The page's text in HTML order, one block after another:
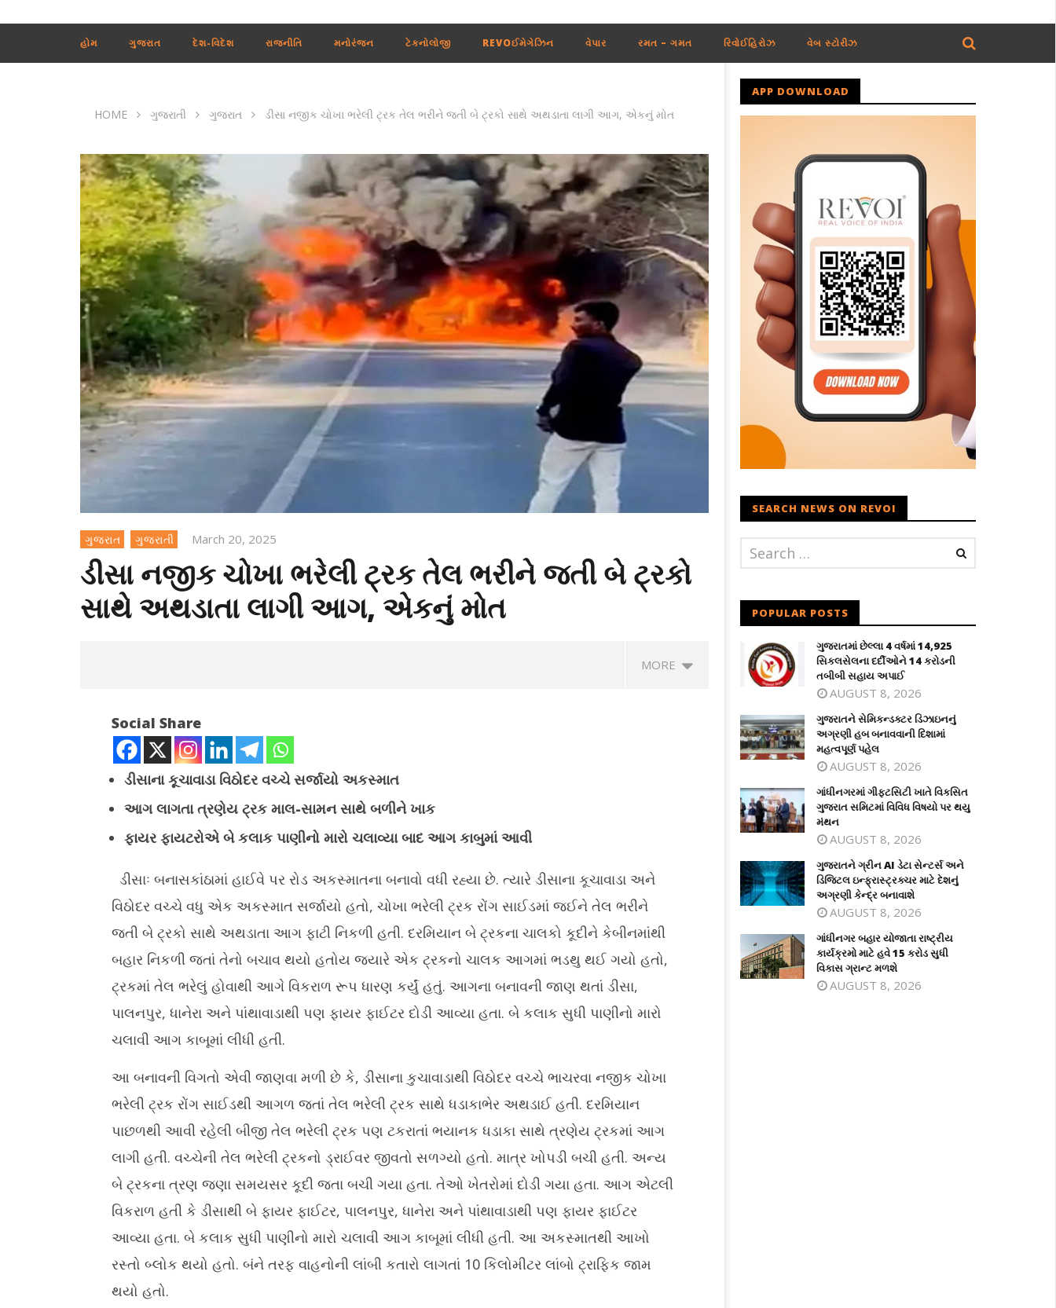
હોમ ગુજરાત દેશ-વિદેશ રાજનીતિ મનોરંજન ટેકનોલોજી REVOઈમેગેઝિન વેપાર રમત – ગમત રિવોઈહિરોઝ વેબ સ્ટોરીઝ
HOME ગુજરાતી ગુજરાત ડીસા નજીક ચોખા ભરેલી ટ્રક તેલ ભરીને જતી બે ટ્રકો સાથે અથડાતા લાગી આગ, એકનું મોત
ગુજરાત ગુજરાતી March 20, 2025
ડીસા નજીક ચોખા ભરેલી ટ્રક તેલ ભરીને જતી બે ટ્રકો
સાથે અથડાતા લાગી આગ, એકનું મોત
MORE
NOW VIEWING
જતી બે ટ્રકો સાથે અથડાતા લાગી આગ,
એકનું મોત
March
2025
સિકલસેલના દર્દીઓને 14 કરોડની તબીબી
સહાય અપાઈ
March
2025
હબ બનાવવાની દિશામાં મહત્વપૂર્ણ પહેલ
20,
2025
ગુજરાત સમિટમાં વિવિધ વિષયો પર થયુ
ગુજરાતને ગ્રીન AI ડેટા સેન્ટર્સ અને
ડિજિટલ ઇન્ફ્રાસ્ટ્રક્ચર માટે દેશનું
અગ્રણી કેન્દ્ર બનાવાશે
March
2025
Social Share
ડીસાના કૂચાવાડા વિઠોદર વચ્ચે સર્જાયો અકસ્માત
આગ લાગતા ત્રણેય ટ્રક માલ-સામન સાથે બળીને ખાક
ફાયર ફાયટરોએ બે કલાક પાણીનો મારો ચલાવ્યા બાદ આગ કાબુમાં આવી
ડીસાઃ બનાસકાંઠામાં હાઈવે પર રોડ અકસ્માતના બનાવો વધી રહ્યા છે. ત્યારે ડીસાના કૂચાવાડા અને
વિઠોદર વચ્ચે વધુ એક અકસ્માત સર્જાયો હતો, ચોખા ભરેલી ટ્રક રોંગ સાઈડમાં જઈને તેલ ભરીને
જતી બે ટ્રકો સાથે અથડાતા આગ ફાટી નિકળી હતી. દરમિયાન બે ટ્રકના ચાલકો કૂદીને કેબીનમાંથી
બહાર નિકળી જતાં તેનો બચાવ થયો હતોય જ્યારે એક ટ્રકનો ચાલક આગમાં ભડથુ થઈ ગયો હતો,
ટ્રકમાં તેલ ભરેલું હોવાથી આગે વિકરાળ રૂપ ધારણ કર્યું હતું. આગના બનાવની જાણ થતાં ડીસા,
પાલનપુર, ધાનેરા અને પાંથાવાડાથી પણ ફાયર ફાઈટર દોડી આવ્યા હતા. બે કલાક સુધી પાણીનો મારો
ચલાવી આગ કાબૂમાં લીધી હતી.
આ બનાવની વિગતો એવી જાણવા મળી છે કે, ડીસાના કુચાવાડાથી વિઠોદર વચ્ચે ભાચરવા નજીક ચોખા
ભરેલી ટ્રક રોંગ સાઈડથી આગળ જતાં તેલ ભરેલી ટ્રક સાથે ધડાકાભેર અથડાઈ હતી. દરમિયાન
પાછળથી આવી રહેલી બીજી તેલ ભરેલી ટ્રક પણ ટકરાતાં ભયાનક ધડાકા સાથે ત્રણેય ટ્રકમાં આગ
લાગી હતી. વચ્ચેની તેલ ભરેલી ટ્રકનો ડ્રાઈવર જીવતો સળગ્યો હતો. માત્ર ખોપડી બચી હતી. અન્ય
બે ટ્રકના ત્રણ જણા સમયસર કૂદી જતા બચી ગયા હતા. તેઓ ખેતરોમાં દોડી ગયા હતા. આગ એટલી
વિકરાળ હતી કે ડીસાથી બે ફાયર ફાઈટર, પાલનપુર, ધાનેરા અને પાંથાવાડાથી પણ ફાયર ફાઈટર
આવ્યા હતા. બે કલાક સુધી પાણીનો મારો ચલાવી આગ કાબૂમાં લીધી હતી. આ અકસ્માતથી આખો
રસ્તો બ્લોક થયો હતો. બંને તરફ વાહનોની લાંબી કતારો લાગતાં 10 કિલોમીટર લાંબો ટ્રાફિક જામ
થયો હતો.
APP DOWNLOAD
SEARCH NEWS ON REVOI
POPULAR POSTS
ગુજરાતમાં છેલ્લા 4 વર્ષમાં 14,925
સિકલસેલના દર્દીઓને 14 કરોડની
તબીબી સહાય અપાઈ
AUGUST 8, 2026
ગુજરાતને સેમિકન્ડક્ટર ડિઝાઇનનું
અગ્રણી હબ બનાવવાની દિશામાં
મહત્વપૂર્ણ પહેલ
AUGUST 8, 2026
ગાંધીનગરમાં ગીફ્ટસિટી ખાતે વિકસિત
ગુજરાત સમિટમાં વિવિધ વિષયો પર થયુ
મંથન
AUGUST 8, 2026
ગુજરાતને ગ્રીન AI ડેટા સેન્ટર્સ અને
ડિજિટલ ઇન્ફ્રાસ્ટ્રક્ચર માટે દેશનું
અગ્રણી કેન્દ્ર બનાવાશે
AUGUST 8, 2026
ગાંધીનગર બહાર યોજાતા રાષ્ટ્રીય
કાર્યક્રમો માટે હવે 15 કરોડ સુધી
વિકાસ ગ્રાન્ટ મળશે
AUGUST 8, 2026